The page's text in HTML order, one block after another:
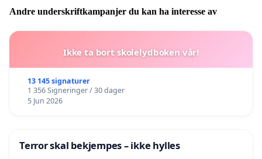
Andre underskriftkampanjer du kan ha interesse av
Ikke ta bort skolelydboken vår!
13 145 signaturer
1 356 Signeringer / 30 dager
5 Jun 2026
Terror skal bekjempes – ikke hylles